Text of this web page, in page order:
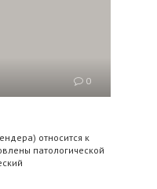
0
относится к
патологической